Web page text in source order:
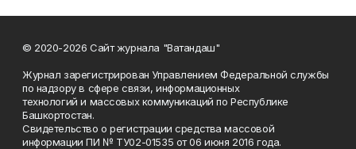
© 2020-2026 Сайт журнала "Ватандаш"
Журнал зарегистрирован Управлением Федеральной службы
по надзору в сфере связи, информационных
технологий и массовых коммуникаций по Республике
Башкортостан.
Свидетельство о регистрации средства массовой
информации ПИ № ТУ02-01535 от 06 июня 2016 года.